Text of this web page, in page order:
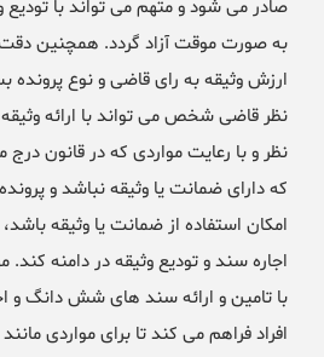
صادر می شود و متهم می تواند با تودیع
به صورت موقت آزاد گردد. همچنین دقت
ارزش وثیقه به رای قاضی و نوع پرونده
نظر قاضی شخص می تواند با ارائه وثیقه
نظر و با رعایت مواردی که در قانون درج
که دارای ضمانت یا وثیقه نباشد و
امکان استفاده از ضمانت یا وثیقه
اجاره سند و تودیع وثیقه در دامنه
با تامین و ارائه سند های شش دانگ و
افراد فراهم می کند تا برای مواردی